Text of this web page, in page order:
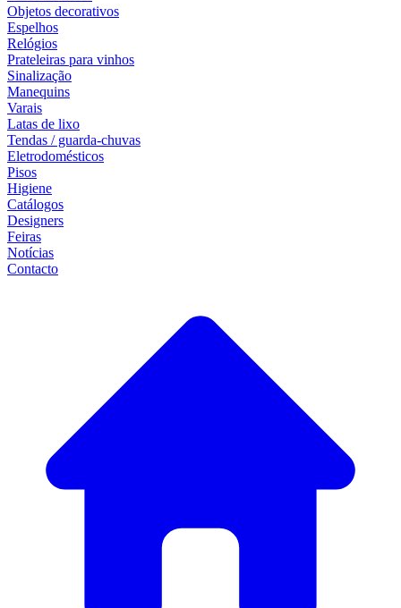
Objetos decorativos
Espelhos
Relógios
Prateleiras para vinhos
Sinalização
Manequins
Varais
Latas de lixo
Tendas / guarda-chuvas
Eletrodomésticos
Pisos
Higiene
Catálogos
Designers
Feiras
Notícias
Contacto